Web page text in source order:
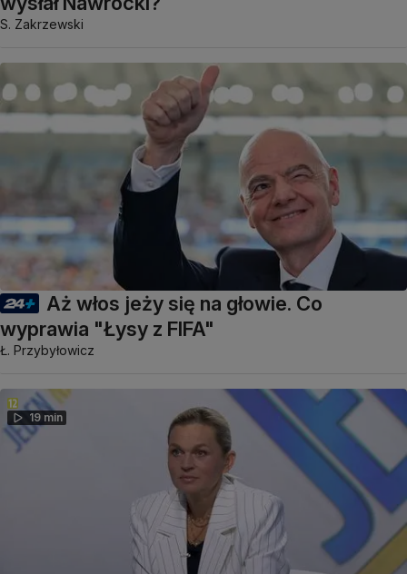
S. Zakrzewski
Aż włos jeży się na głowie. Co
wyprawia "Łysy z FIFA"
Ł. Przybyłowicz
19 min